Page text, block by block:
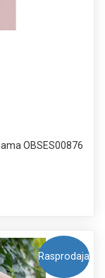
OBSES00876
Rasprodaja